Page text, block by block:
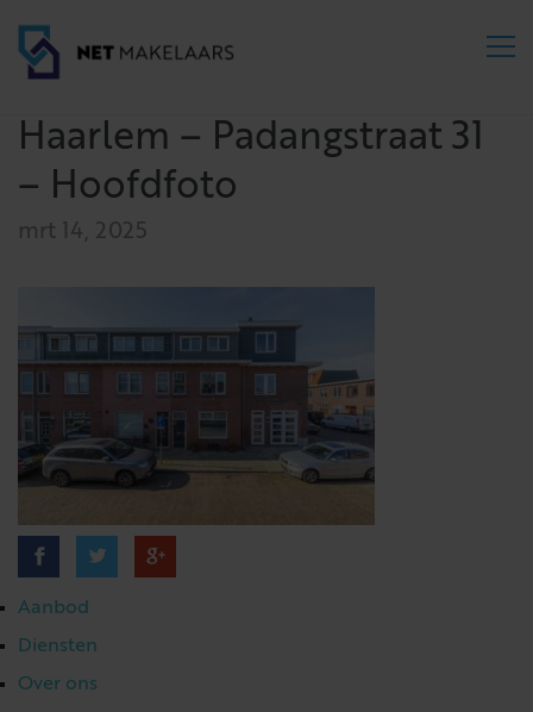
Haarlem – Padangstraat 31
– Hoofdfoto
mrt 14, 2025
Aanbod
Diensten
Over ons